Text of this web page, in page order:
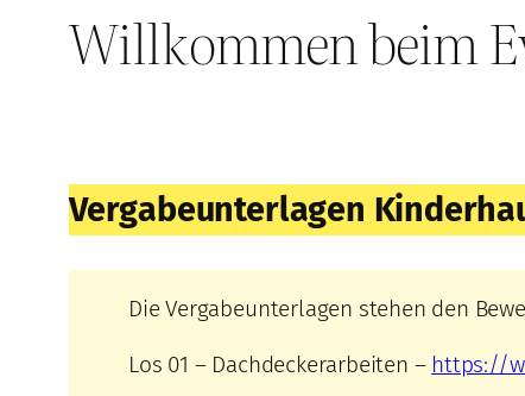
Willkommen beim
Vergabeunterlagen
Die Vergabeunterlagen stehen den
Los 01 – Dachdeckerarbeiten – https://